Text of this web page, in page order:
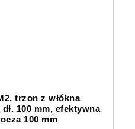
trzon z włókna
100 mm, efektywna
100 mm